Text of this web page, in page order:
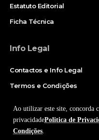
Ao utilizar este site, concorda
privacidadePolitica de
Condições.
Estatuto Editorial
Ficha Técnica
Info Legal
Contactos e Info Legal
Termos e Condições
© Copyright 2025, Todos os